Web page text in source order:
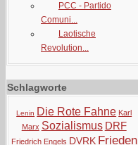
PCC - Partido
Comuni...
Laotische
Revolution...
Schlagworte
Lenin Die Rote Fahne Karl
Marx Sozialismus DRF
Friedrich Engels DVRK Frieden